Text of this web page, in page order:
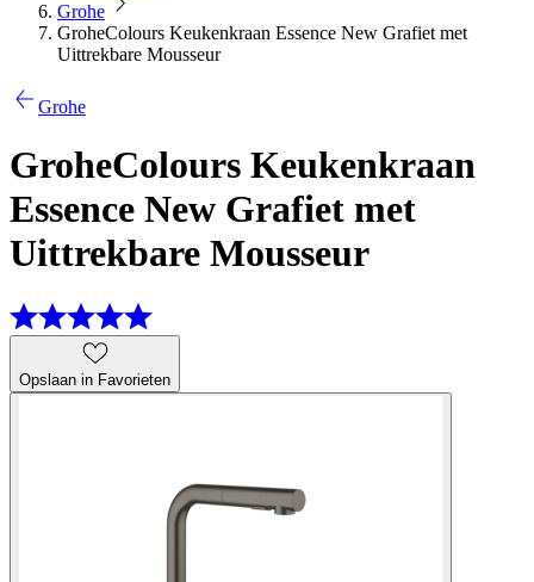
Grohe
GroheColours Keukenkraan Essence New Grafiet met
Uittrekbare Mousseur
Grohe
GroheColours Keukenkraan
Essence New Grafiet met
Uittrekbare Mousseur
Opslaan in Favorieten